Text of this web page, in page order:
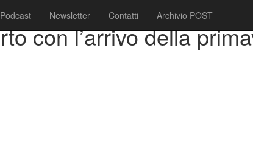
Podcast Newsletter Contatti Archivio POST
con l’arrivo della